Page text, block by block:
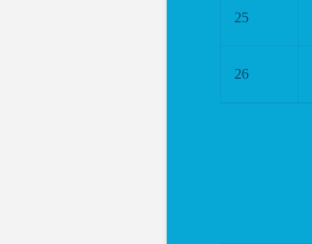
25
26